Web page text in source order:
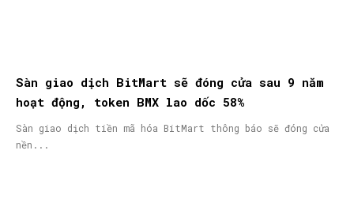
Sàn giao dịch BitMart sẽ đóng cửa sau 9 năm
hoạt động, token BMX lao dốc 58%
Sàn giao dịch tiền mã hóa BitMart thông báo sẽ đóng cửa
nền...